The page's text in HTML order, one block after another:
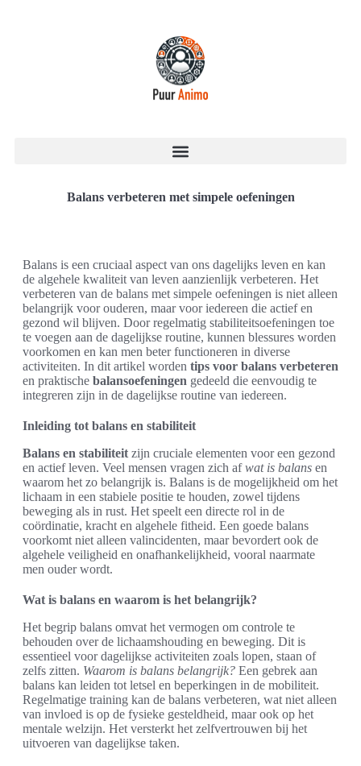
Balans verbeteren met simpele oefeningen
Balans is een cruciaal aspect van ons dagelijks leven en kan
de algehele kwaliteit van leven aanzienlijk verbeteren. Het
verbeteren van de balans met simpele oefeningen is niet alleen
belangrijk voor ouderen, maar voor iedereen die actief en
gezond wil blijven. Door regelmatig stabiliteitsoefeningen toe
te voegen aan de dagelijkse routine, kunnen blessures worden
voorkomen en kan men beter functioneren in diverse
activiteiten. In dit artikel worden tips voor balans verbeteren
en praktische balansoefeningen gedeeld die eenvoudig te
integreren zijn in de dagelijkse routine van iedereen.
Inleiding tot balans en stabiliteit
Balans en stabiliteit zijn cruciale elementen voor een gezond
en actief leven. Veel mensen vragen zich afwat is balans en
waarom het zo belangrijk is. Balans is de mogelijkheid om het
lichaam in een stabiele positie te houden, zowel tijdens
beweging als in rust. Het speelt een directe rol in de
coördinatie, kracht en algehele fitheid. Een goede balans
voorkomt niet alleen valincidenten, maar bevordert ook de
algehele veiligheid en onafhankelijkheid, vooral naarmate
men ouder wordt.
Wat is balans en waarom is het belangrijk?
Het begrip balans omvat het vermogen om controle te
behouden over de lichaamshouding en beweging. Dit is
essentieel voor dagelijkse activiteiten zoals lopen, staan of
zelfs zitten. Waarom is balans belangrijk? Een gebrek aan
balans kan leiden tot letsel en beperkingen in de mobiliteit.
Regelmatige training kan de balans verbeteren, wat niet alleen
van invloed is op de fysieke gesteldheid, maar ook op het
mentale welzijn. Het versterkt het zelfvertrouwen bij het
uitvoeren van dagelijkse taken.